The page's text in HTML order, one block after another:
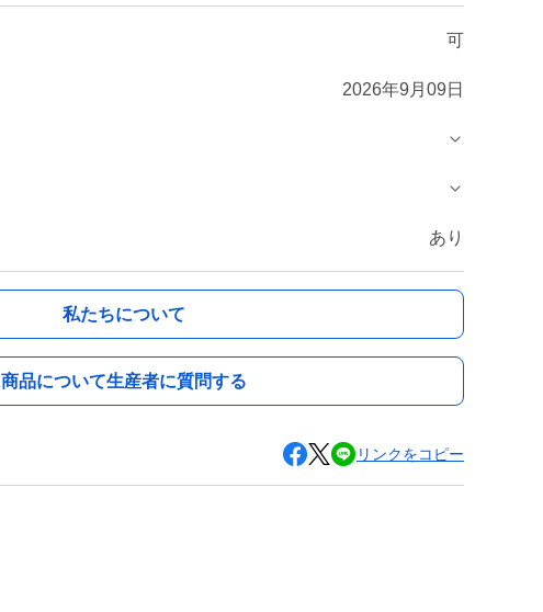
可
2026年9月09日
あり
私たちについて
商品について生産者に質問する
リンクをコピー